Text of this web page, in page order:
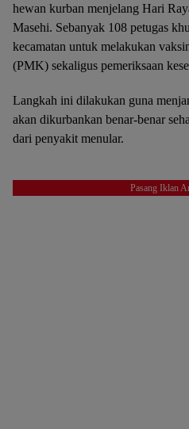
hewan kurban menjelang Hari
Masehi. Sebanyak 108 petugas
kecamatan untuk melakukan
(PMK) sekaligus pemeriksaan
Langkah ini dilakukan guna
akan dikurbankan benar-benar
dari penyakit menular.
Pasang Iklan